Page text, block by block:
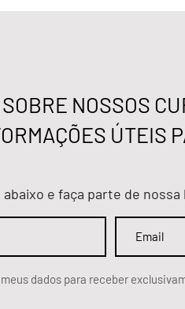
de
Aberto
NOSSOS
ÚTEIS
e faça parte de
dados para receber